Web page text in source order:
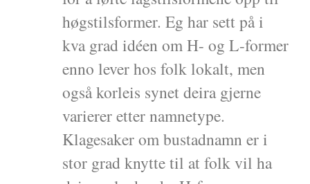
høgstilsformer. Eg har sett på i
kva grad idéen om H- og L-former
enno lever hos folk lokalt, men
også korleis synet deira gjerne
varierer etter namnetype.
Klagesaker om bustadnamn er i
stor grad knytte til at folk vil ha